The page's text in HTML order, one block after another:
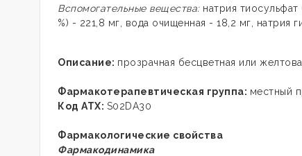
Вспомогательные вещества: натрия тиосульфат
%) - 221,8 мг, вода очищенная - 18,2 мг, натрия
Описание: прозрачная бесцветная или
Фармакотерапевтическая группа: местный
Код АТХ: S02DA30
Фармакологические свойства
Фармакодинамика